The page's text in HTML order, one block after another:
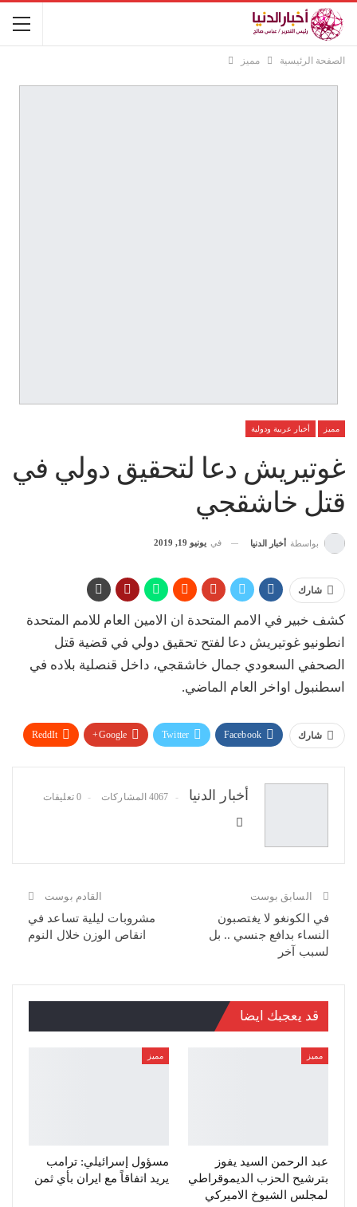
الصفحة الرئيسية مميز
مميز أخبار عربية ودولية
غوتيريش دعا لتحقيق دولي في
قتل خاشقجي
بواسطة أخبار الدنيا في يونيو 19, 2019
شارك
كشف خبير في الامم المتحدة ان الامين العام للامم المتحدة
انطونيو غوتيريش دعا لفتح تحقيق دولي في قضية قتل
الصحفي السعودي جمال خاشقجي، داخل قنصلية بلاده في
اسطنبول اواخر العام الماضي.
شارك Facebook
Twitter
Google+
ReddIt
أخبار الدنيا 4067 المشاركات 0 تعليقات
السابق بوست
في الكونغو لا يغتصبون
النساء بدافع جنسي .. بل
لسبب آخر
القادم بوست
مشروبات ليلية تساعد في
انقاص الوزن خلال النوم
قد يعجبك ايضا
مميز
عبد الرحمن السيد يفوز
بترشيح الحزب الديموقراطي
لمجلس الشيوخ الاميركي
مميز
مسؤول إسرائيلي: ترامب
يريد اتفاقاً مع ايران بأي ثمن